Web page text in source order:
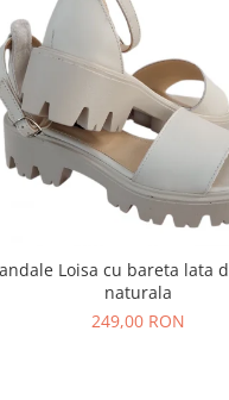
Loisa cu bareta lata
naturala
249,00 RON